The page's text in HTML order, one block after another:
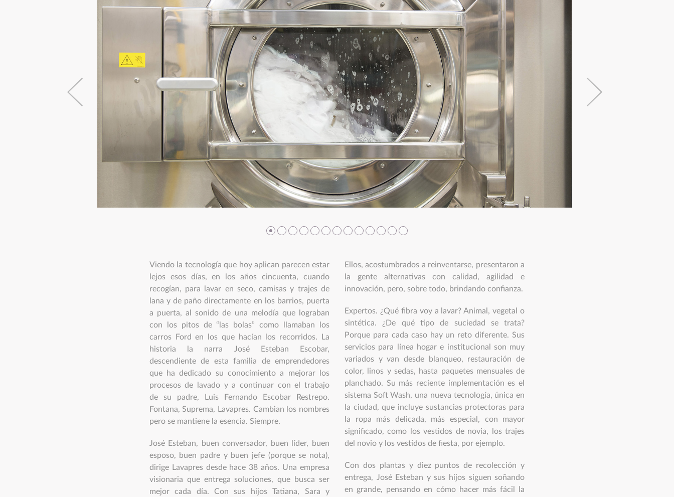
Viendo la tecnología que hoy aplican parecen estar
lejos esos días, en los años cincuenta, cuando
recogían, para lavar en seco, camisas y trajes de
lana y de paño directamente en los barrios, puerta
a puerta, al sonido de una melodía que lograban
con los pitos de “las bolas” como llamaban los
carros Ford en los que hacían los recorridos. La
historia la narra José Esteban Escobar,
descendiente de esta familia de emprendedores
que ha dedicado su conocimiento a mejorar los
procesos de lavado y a continuar con el trabajo
de su padre, Luis Fernando Escobar Restrepo.
Fontana, Suprema, Lavapres. Cambian los nombres
pero se mantiene la esencia. Siempre.
José Esteban, buen conversador, buen líder, buen
esposo, buen padre y buen jefe (porque se nota),
dirige Lavapres desde hace 38 años. Una empresa
visionaria que entrega soluciones, que busca ser
mejor cada día. Con sus hijos Tatiana, Sara y
Ellos, acostumbrados a reinventarse, presentaron a
la gente alternativas con calidad, agilidad e
innovación, pero, sobre todo, brindando confianza.
Expertos. ¿Qué fibra voy a lavar? Animal, vegetal o
sintética. ¿De qué tipo de suciedad se trata?
Porque para cada caso hay un reto diferente. Sus
servicios para línea hogar e institucional son muy
variados y van desde blanqueo, restauración de
color, linos y sedas, hasta paquetes mensuales de
planchado. Su más reciente implementación es el
sistema Soft Wash, una nueva tecnología, única en
la ciudad, que incluye sustancias protectoras para
la ropa más delicada, más especial, con mayor
significado, como los vestidos de novia, los trajes
del novio y los vestidos de fiesta, por ejemplo.
Con dos plantas y diez puntos de recolección y
entrega, José Esteban y sus hijos siguen soñando
en grande, pensando en cómo hacer más fácil la